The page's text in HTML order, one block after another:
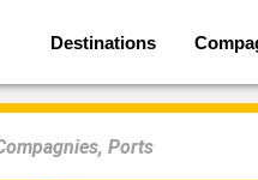
Destinations